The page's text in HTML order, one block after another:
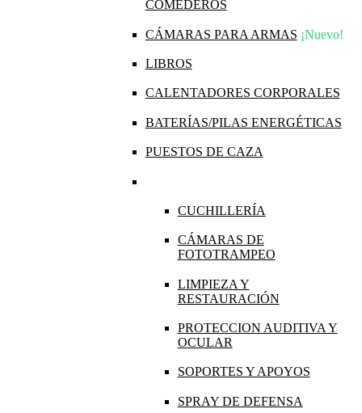
COMEDEROS
CÁMARAS PARA ARMAS ¡Nuevo!
LIBROS
CALENTADORES CORPORALES
BATERÍAS/PILAS ENERGÉTICAS
PUESTOS DE CAZA
CUCHILLERÍA
CÁMARAS DE
FOTOTRAMPEO
LIMPIEZA Y
RESTAURACIÓN
PROTECCION AUDITIVA Y
OCULAR
SOPORTES Y APOYOS
SPRAY DE DEFENSA